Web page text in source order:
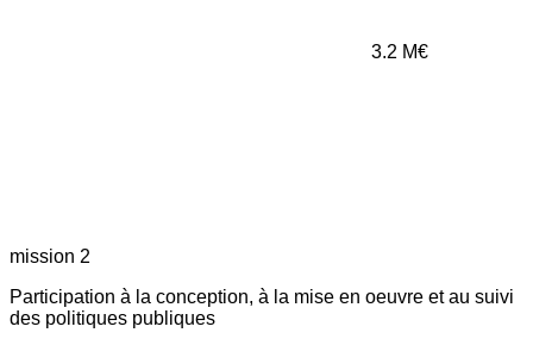
3.2 M€
mission 2
Participation à la conception, à la mise en oeuvre et au suivi
des politiques publiques